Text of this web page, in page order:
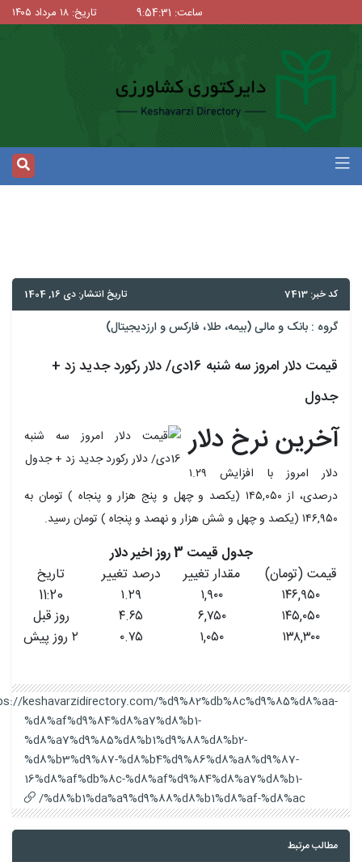
ساعت: 9:54:32 تاریخ: ۱۸ مرداد ۱۴۰۵
کد خبر: 7413 تاریخ انتشار: دی 16, 1404
گروه :بانک و مالی (بیمه، طلا، فارکس و ارزدیجیتال)
قیمت دلار امروز سه شنبه 16دی/ دلار رکورد جدید زد +
جدول
آخرین نرخ دلار
دلار امروز با افزایش ۱.۲۹
درصدی، از ۱۴۵,۰۵۰ (یکصد و چهل و پنج هزار و پنجاه ) تومان به
۱۴۶,۹۵۰ (یکصد و چهل و شش هزار و نهصد و پنجاه ) تومان رسید.
جدول قیمت 3 روز اخیر دلار
قیمت (تومان)
مقدار تغییر درصد تغییر
تاریخ
۱۴۶,۹۵۰
۱,۹۰۰ ۱.۲۹
11:20
۱۴۵,۰۵۰
۶,۷۵۰ ۴.۶۵
روز قبل
۱۳۸,۳۰۰
۱,۰۵۰ ۰.۷۵
https://keshavarzidirectory.com/%d9%82%db%8c%d9%85%d8%aa-
%d8%af%d9%84%d8%a7%d8%b1-
%d8%a7%d9%85%d8%b1%d9%88%d8%b2-
%d8%b3%d9%87-%d8%b4%d9%86%d8%a8%d9%87-
16%d8%af%db%8c-%d8%af%d9%84%d8%a7%d8%b1-
%d8%b1%da%a9%d9%88%d8%b1%d8%af-%d8%ac/
مطالب مرتبط